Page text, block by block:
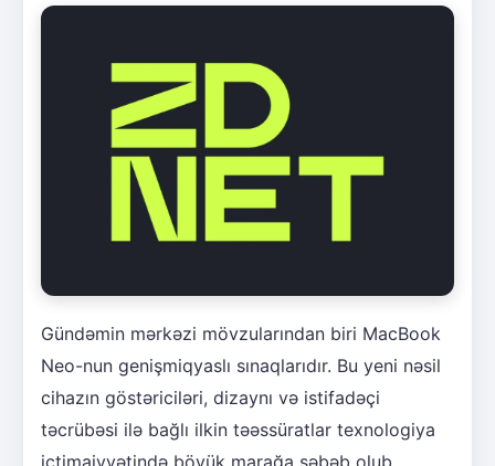
Gündəmin mərkəzi mövzularından biri MacBook
Neo-nun genişmiqyaslı sınaqlarıdır. Bu yeni nəsil
cihazın göstəriciləri, dizaynı və istifadəçi
təcrübəsi ilə bağlı ilkin təəssüratlar texnologiya